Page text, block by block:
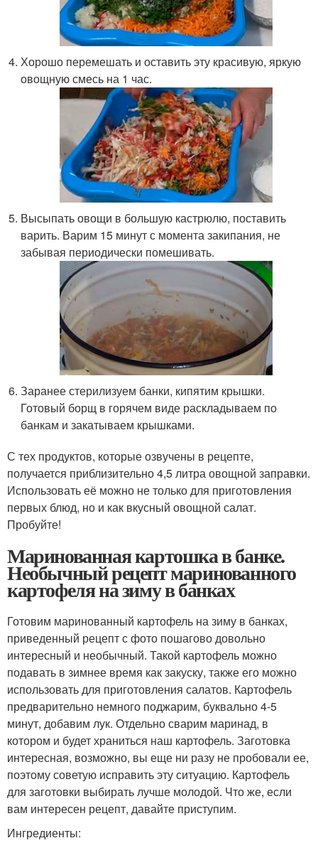
Хорошо перемешать и оставить эту красивую, яркую
овощную смесь на 1 час.
Высыпать овощи в большую кастрюлю, поставить
варить. Варим 15 минут с момента закипания, не
забывая периодически помешивать.
Заранее стерилизуем банки, кипятим крышки.
Готовый борщ в горячем виде раскладываем по
банкам и закатываем крышками.
С тех продуктов, которые озвучены в рецепте,
получается приблизительно 4,5 литра овощной заправки.
Использовать её можно не только для приготовления
первых блюд, но и как вкусный овощной салат.
Пробуйте!
Маринованная картошка в банке.
Необычный рецепт маринованного
картофеля на зиму в банках
Готовим маринованный картофель на зиму в банках,
приведенный рецепт с фото пошагово довольно
интересный и необычный. Такой картофель можно
подавать в зимнее время как закуску, также его можно
использовать для приготовления салатов. Картофель
предварительно немного поджарим, буквально 4-5
минут, добавим лук. Отдельно сварим маринад, в
котором и будет храниться наш картофель. Заготовка
интересная, возможно, вы еще ни разу не пробовали ее,
поэтому советую исправить эту ситуацию. Картофель
для заготовки выбирать лучше молодой. Что же, если
вам интересен рецепт, давайте приступим.
Ингредиенты: